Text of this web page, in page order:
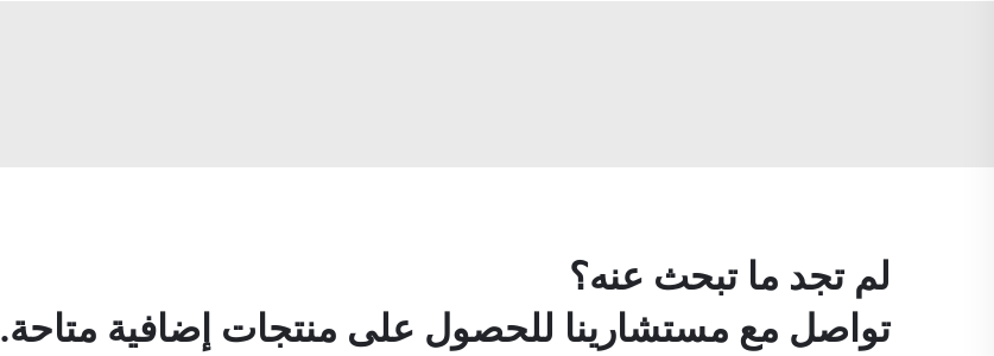
لم تجد ما تبحث عنه؟
تواصل مع مستشارينا للحصول على منتجات إضافية متاحة.